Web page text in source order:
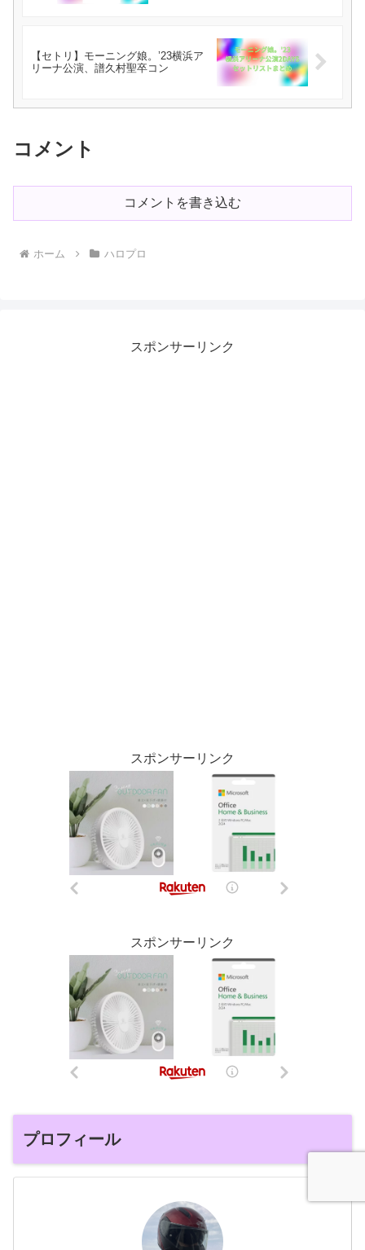
【セトリ】モーニング娘。’23横浜ア
リーナ公演、譜久村聖卒コン
コメント
コメントを書き込む
ホーム ハロプロ
スポンサーリンク
スポンサーリンク
スポンサーリンク
プロフィール